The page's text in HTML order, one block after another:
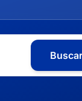
Buscar